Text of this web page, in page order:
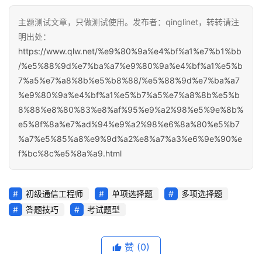
主题测试文章，只做测试使用。发布者：qinglinet，转转请注
明出处：
https://www.qlw.net/%e9%80%9a%e4%bf%a1%e7%b1%bb
/%e5%88%9d%e7%ba%a7%e9%80%9a%e4%bf%a1%e5%b
7%a5%e7%a8%8b%e5%b8%88/%e5%88%9d%e7%ba%a7
%e9%80%9a%e4%bf%a1%e5%b7%a5%e7%a8%8b%e5%b
8%88%e8%80%83%e8%af%95%e9%a2%98%e5%9e%8b%
e5%8f%8a%e7%ad%94%e9%a2%98%e6%8a%80%e5%b7
%a7%e5%85%a8%e9%9d%a2%e8%a7%a3%e6%9e%90%e
f%bc%8c%e5%8a%a9.html
初级通信工程师 单项选择题
多项选择题
答题技巧
考试题型
赞 (0)